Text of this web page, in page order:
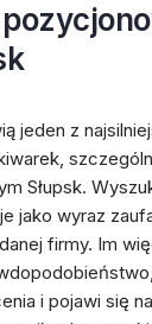
jeden z
Słupsk.
jako wyraz
firmy. Im
i pojawi się